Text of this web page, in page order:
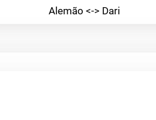
Alemão <-> Dari